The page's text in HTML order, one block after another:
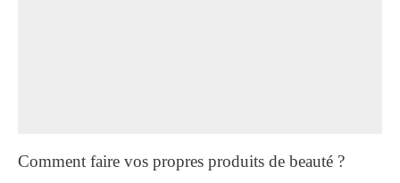
Comment faire vos propres produits de beauté ?